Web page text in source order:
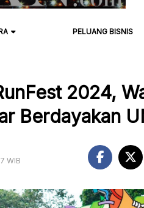
PELUANG BISNIS
2024,
Berdayakan
WIB